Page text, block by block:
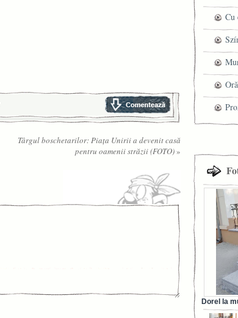
Târgul boschetarilor: Piaţa Unirii a devenit casă
pentru oamenii străzii (FOTO)»
Cu
Dorel la
din